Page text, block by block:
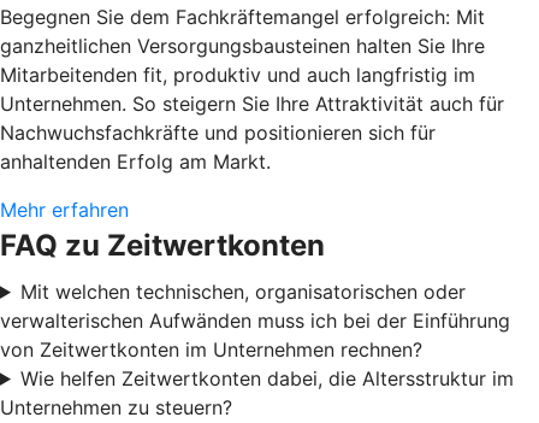
Begegnen Sie dem Fachkräftemangel erfolgreich: Mit
ganzheitlichen Versorgungsbausteinen halten Sie Ihre
Mitarbeitenden fit, produktiv und auch langfristig im
Unternehmen. So steigern Sie Ihre Attraktivität auch für
Nachwuchsfachkräfte und positionieren sich für
anhaltenden Erfolg am Markt.
Mehr erfahren
FAQ zu Zeitwertkonten
Mit welchen technischen, organisatorischen oder
verwalterischen Aufwänden muss ich bei der Einführung
von Zeitwertkonten im Unternehmen rechnen?
Wie helfen Zeitwertkonten dabei, die Altersstruktur im
Unternehmen zu steuern?